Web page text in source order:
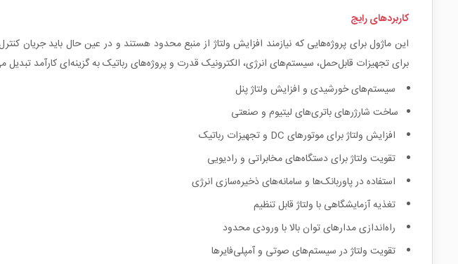
کاربردهای رایج
این ماژول برای پروژه‌هایی که نیازمند افزایش ولتاژ از منبع محدود هستند و در عین حال باید جریان
برای تجهیزات قابل‌حمل، سیستم‌های انرژی، الکترونیک قدرت و پروژه‌های رباتیک به گزینه‌ای کارآمد تبدیل
سیستم‌های خورشیدی و افزایش ولتاژ پنل
ساخت شارژرهای باتری‌های لیتیوم و صنعتی
افزایش ولتاژ برای موتورهای DC و تجهیزات رباتیک
تقویت ولتاژ برای دستگاه‌های مخابراتی و رادیویی
استفاده در پاوربانک‌ها و سامانه‌های ذخیره‌سازی انرژی
تغذیه آزمایشگاهی با ولتاژ قابل تنظیم
راه‌اندازی مدارهای توان بالا با ورودی محدود
تقویت ولتاژ در سیستم‌های صوتی و آمپلی‌فایرها